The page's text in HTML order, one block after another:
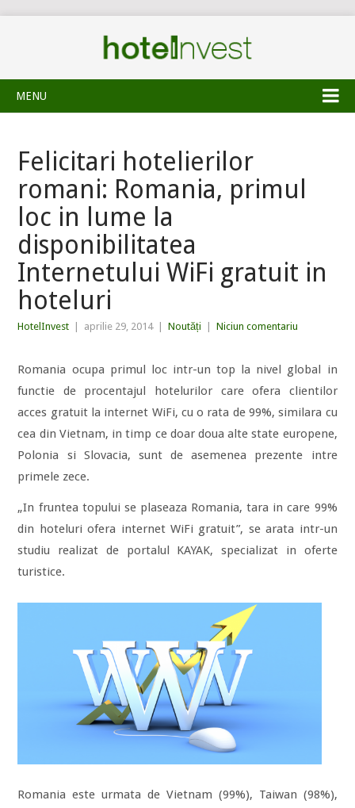
MENU
Felicitari hotelierilor
romani: Romania, primul
loc in lume la
disponibilitatea
Internetului WiFi gratuit in
hoteluri
HotelInvest aprilie 29, 2014 Noutăți Niciun comentariu
Romania ocupa primul loc intr-un top la nivel global in
functie de procentajul hotelurilor care ofera clientilor
acces gratuit la internet WiFi, cu o rata de 99%, similara cu
cea din Vietnam, in timp ce doar doua alte state europene,
Polonia si Slovacia, sunt de asemenea prezente intre
primele zece.
„In fruntea topului se plaseaza Romania, tara in care 99%
din hoteluri ofera internet WiFi gratuit”, se arata intr-un
studiu realizat de portalul KAYAK, specializat in oferte
turistice.
Romania este urmata de Vietnam (99%), Taiwan (98%),